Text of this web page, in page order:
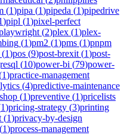
(1)pipa (1)pipeda (1)pipedrive
)pipl (1)pixel-perfect
(2)plex (1)plex-
(1)pm2 (1)pms (1)pnpm
(1)pos (9)post-brexit (1)post-
(10)power-bi (79)power-
1)practice-management
(4)predictive-maintenance
(1)preventive (1)pricelists
1)pricing-strategy (3)printing
(1)privacy-by-design
(1)process-management